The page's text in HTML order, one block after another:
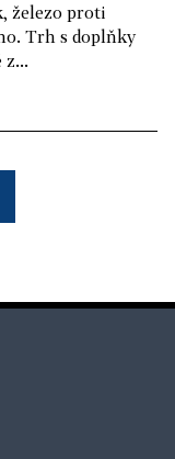
železo proti
Trh s doplňky
z...